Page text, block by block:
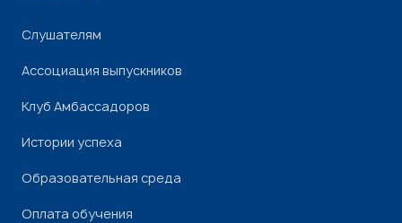
Слушателям
Ассоциация выпускников
Клуб Амбассадоров
Истории успеха
Образовательная среда
Оплата обучения